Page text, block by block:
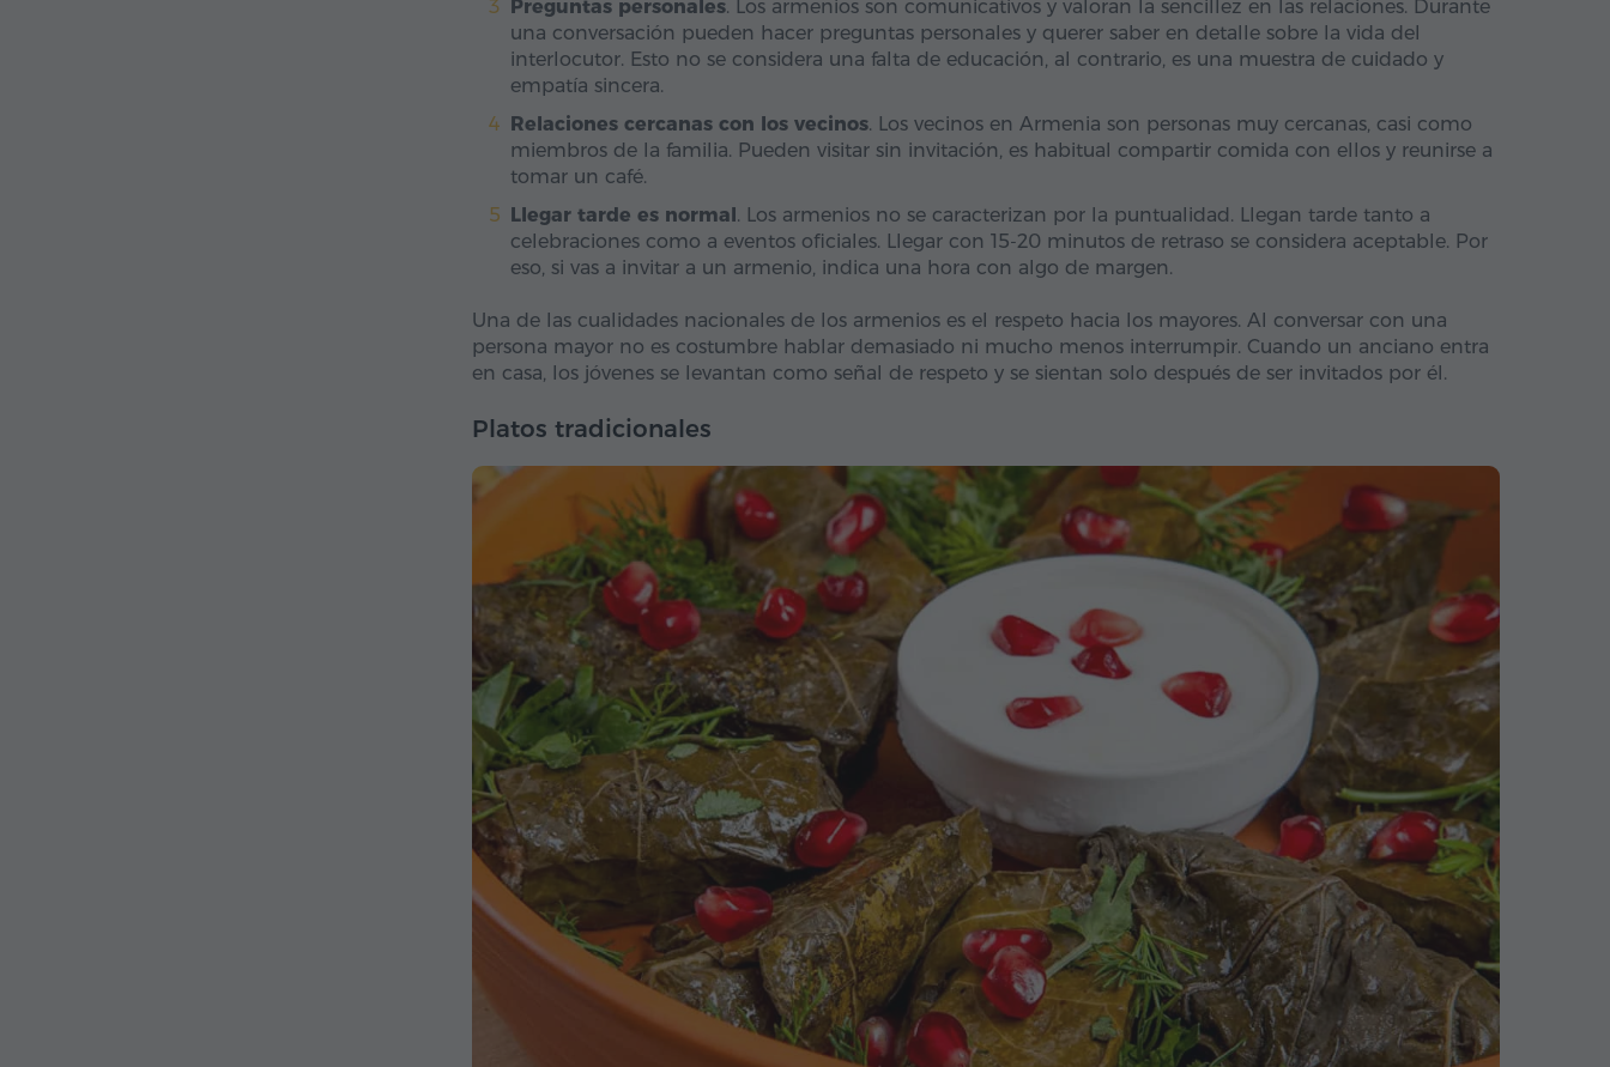
Preguntas personales. Los armenios son comunicativos y valoran la sencillez en las relaciones. Durante
una conversación pueden hacer preguntas personales y querer saber en detalle sobre la vida del
interlocutor. Esto no se considera una falta de educación, al contrario, es una muestra de cuidado y
empatía sincera.
Relaciones cercanas con los vecinos. Los vecinos en Armenia son personas muy cercanas, casi como
miembros de la familia. Pueden visitar sin invitación, es habitual compartir comida con ellos y reunirse a
tomar un café.
Llegar tarde es normal. Los armenios no se caracterizan por la puntualidad. Llegan tarde tanto a
celebraciones como a eventos oficiales. Llegar con 15-20 minutos de retraso se considera aceptable. Por
eso, si vas a invitar a un armenio, indica una hora con algo de margen.
Una de las cualidades nacionales de los armenios es el respeto hacia los mayores. Al conversar con una
persona mayor no es costumbre hablar demasiado ni mucho menos interrumpir. Cuando un anciano entra
en casa, los jóvenes se levantan como señal de respeto y se sientan solo después de ser invitados por él.
Platos tradicionales